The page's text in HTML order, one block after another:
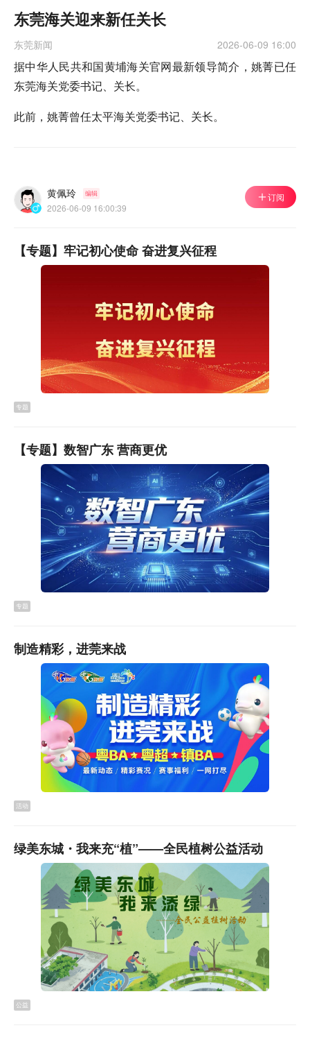
东莞海关迎来新任关长
东莞新闻 2026-06-09 16:00
据中华人民共和国黄埔海关官网最新领导简介，姚菁已任
东莞海关党委书记、关长。
此前，姚菁曾任太平海关党委书记、关长。
黄佩玲 编辑
2026-06-09 16:00:39
订阅
【专题】牢记初心使命 奋进复兴征程
专题
【专题】数智广东 营商更优
专题
制造精彩，进莞来战
活动
绿美东城・我来充“植”——全民植树公益活动
公益